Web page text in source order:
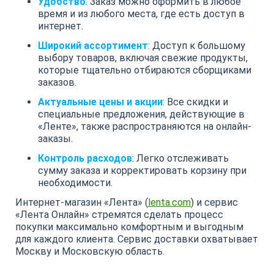
время и из любого места, где есть доступ в
интернет.
Широкий ассортимент: Доступ к большому
выбору товаров, включая свежие продукты,
которые тщательно отбираются сборщиками
заказов.
Актуальные цены и акции: Все скидки и
специальные предложения, действующие в
«Ленте», также распространяются на онлайн-
заказы.
Контроль расходов: Легко отслеживать
сумму заказа и корректировать корзину при
необходимости.
Интернет-магазин «Лента» (lenta.com) и сервис
«Лента Онлайн» стремятся сделать процесс
покупки максимально комфортным и выгодным
для каждого клиента. Сервис доставки охватывает
Москву и Московскую область.